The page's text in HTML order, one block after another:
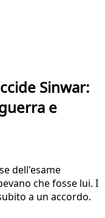
Sinwar:
e
dell'esame
che fosse lui. I
a un accordo.